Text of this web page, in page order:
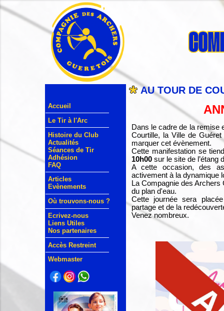
Accueil
Le Tir à l'Arc
Histoire du Club
Actualités
Séances de Tir
Adhésion
FAQ
Articles
Evènements
Où trouvons-nous ?
Ecrivez-nous
Liens Utiles
Nos partenaires
Accès Restreint
Webmaster
AU TOUR DE
Dans le cadre de la remise
Courtille, la Ville de
marquer cet évènement.
Cette manifestation se
10h00 sur le site de l’étang
A cette occasion, des
activement à la dynamique
La Compagnie des
du plan d'eau.
Cette journée sera
partage et de la
Venez nombreux.